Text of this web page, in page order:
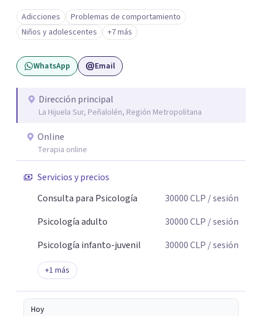
mayor claridad. Tengo experiencia en intervención en
crisis y evaluación de riesgo cuando corresponde,
cuidando siempre un encuadre seguro, respetuoso y a tu
ritmo. Atiendo principalmente en modalidad online y
también presencial en Santiago, según disponibilidad.
Adicciones
Problemas de comportamiento
Niños y adolescentes
+7 más
WhatsApp Email
Dirección principal
La Hijuela Sur, Peñalolén, Región Metropolitana
Online
Terapia online
Servicios y precios
Consulta para Psicología
30000CLP / sesión
Psicología adulto
30000CLP / sesión
Psicología infanto-juvenil
30000CLP / sesión
+1 más
Hoy